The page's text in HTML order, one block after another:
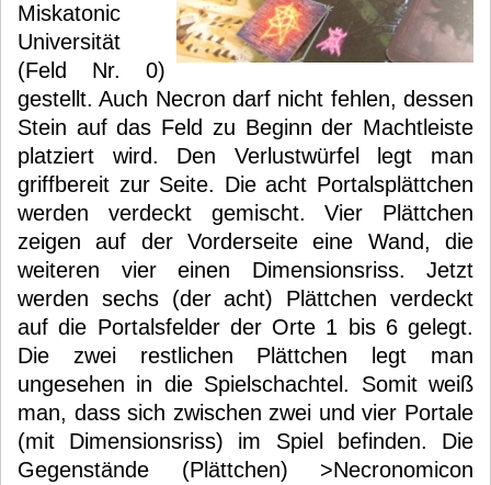
Miskatonic
Universität
(Feld Nr. 0)
gestellt. Auch Necron darf nicht fehlen, dessen
Stein auf das Feld zu Beginn der Machtleiste
platziert wird. Den Verlustwürfel legt man
griffbereit zur Seite. Die acht Portalsplättchen
werden verdeckt gemischt. Vier Plättchen
zeigen auf der Vorderseite eine Wand, die
weiteren vier einen Dimensionsriss. Jetzt
werden sechs (der acht) Plättchen verdeckt
auf die Portalsfelder der Orte 1 bis 6 gelegt.
Die zwei restlichen Plättchen legt man
ungesehen in die Spielschachtel. Somit weiß
man, dass sich zwischen zwei und vier Portale
(mit Dimensionsriss) im Spiel befinden. Die
Gegenstände (Plättchen) >Necronomicon